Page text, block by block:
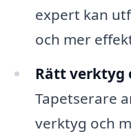
expert kan
och mer
Rätt verktyg
Tapetserare
verktyg och